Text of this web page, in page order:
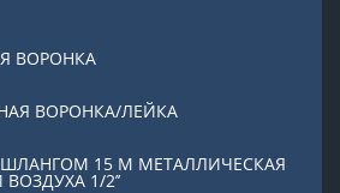
ВОРОНКА
ВОРОНКА/ЛЕЙКА
15 М МЕТАЛЛИЧЕСКАЯ
1/2’’